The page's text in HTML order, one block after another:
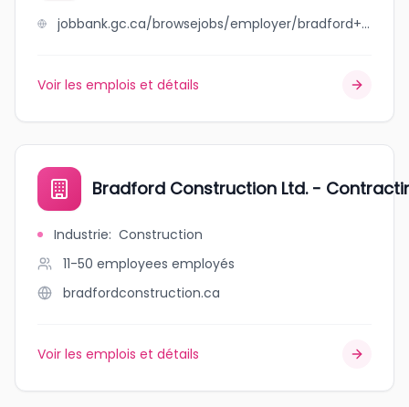
jobbank.gc.ca/browsejobs/employer/bradford+children%27s+academy/ca
Voir les emplois et détails
Bradford Construction Ltd. -
Industrie: Construction
11-50 employees employés
bradfordconstruction.ca
Voir les emplois et détails